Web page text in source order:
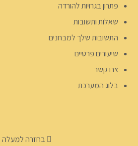
פתרון בגרויות להורדה
שאלות ותשובות
התשובות שלך למבחנים
שיעורים פרטיים
צרו קשר
בלוג המערכת
בחזרה למעלה